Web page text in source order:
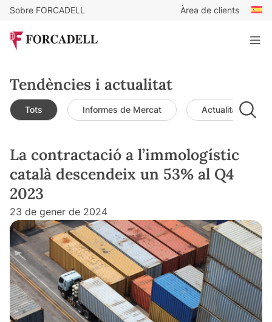
Sobre FORCADELL Àrea de clients
Tendències i actualitat
Tots Informes de Mercat Actualitat de
La contractació a l’immologístic
català descendeix un 53% al Q4
2023
23 de gener de 2024